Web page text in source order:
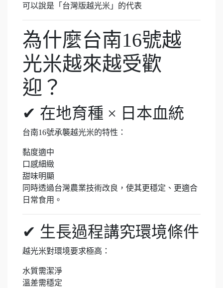
可以說是「台灣版越光米」的代表
為什麼台南16號越
光米越來越受歡
迎？
✔ 在地育種 × 日本血統
台南16號承襲越光米的特性：
黏度適中
口感細緻
甜味明顯
同時透過台灣農業技術改良，使其更穩定、更適合
日常食用。
✔ 生長過程講究環境條件
越光米對環境要求極高：
水質需潔淨
溫差需穩定